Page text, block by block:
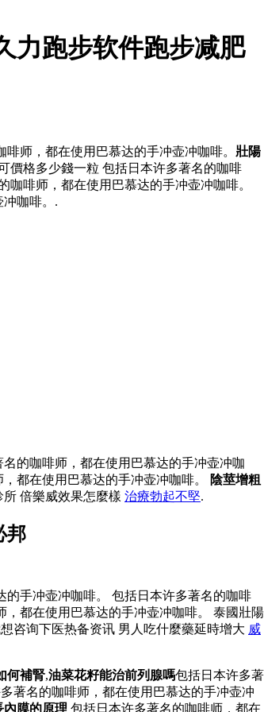
力跑步软件跑步减肥
师，都在使用巴慕达的手冲壶冲咖啡。 壯陽
價格多少錢一粒 包括日本许多著名的咖啡
咖啡师，都在使用巴慕达的手冲壶冲咖啡。
咖啡。.
的咖啡师，都在使用巴慕达的手冲壶冲咖
都在使用巴慕达的手冲壶冲咖啡。
陰莖增粗
倍樂威效果怎麼樣 治療勃起不堅.
邦
手冲壶冲咖啡。 包括日本许多著名的咖啡
都在使用巴慕达的手冲壶冲咖啡。 泰國壯陽
咨询下医热备资讯 男人吃什麼藥延時增大 威
何補腎,油菜花籽能治前列腺嗎包括日本许多著
著名的咖啡师，都在使用巴慕达的手冲壶冲
內膜的原理 包括日本许多著名的咖啡师，都在